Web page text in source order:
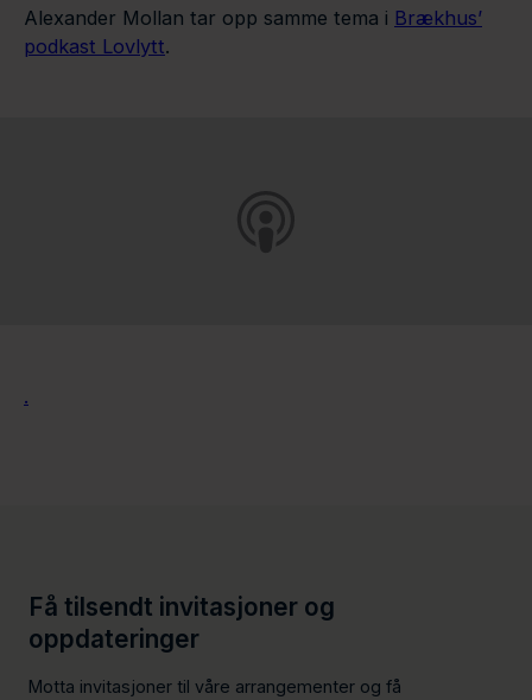
Alexander Mollan tar opp samme tema i Brækhus’
podkast Lovlytt.
.
Få tilsendt invitasjoner og
oppdateringer
Motta invitasjoner til våre arrangementer og få